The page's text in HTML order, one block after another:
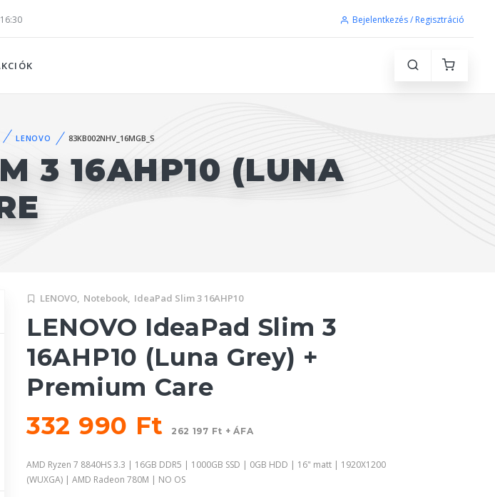
Bejelentkezés / Regisztráció
LENOVO 83KB002NHV_16MGB_S
3 16AHP10 (LUNA
LENOVO, Notebook, IdeaPad Slim 3 16AHP10
LENOVO IdeaPad Slim 3
16AHP10 (Luna Grey) +
Premium Care
332 990 Ft
262 197 Ft + ÁFA
AMD Ryzen 7 8840HS 3.3 | 16GB DDR5 | 1000GB SSD | 0GB HDD | 16" matt | 1920X1200
(WUXGA) | AMD Radeon 780M | NO OS